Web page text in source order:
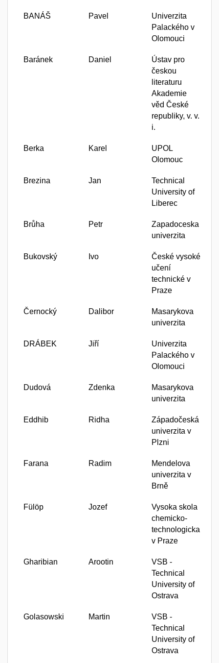
BANÁŠ Pavel
Univerzita
Palackého v
Olomouci
Baránek Daniel
Ústav pro
českou
literaturu
Akademie
věd České
republiky, v. v.
i.
Berka Karel
UPOL
Olomouc
Brezina Jan
Technical
University of
Liberec
Brůha Petr
Zapadoceska
univerzita
Bukovský Ivo
České vysoké
učení
technické v
Praze
Černocký Dalibor
Masarykova
univerzita
DRÁBEK Jiří
Univerzita
Palackého v
Olomouci
Dudová Zdenka
Masarykova
univerzita
Eddhib Ridha
Západočeská
univerzita v
Plzni
Farana Radim
Mendelova
univerzita v
Brně
Fülöp Jozef
Vysoka skola
chemicko-
technologicka
v Praze
Gharibian Arootin
VSB -
Technical
University of
Ostrava
Golasowski Martin
VSB -
Technical
University of
Ostrava